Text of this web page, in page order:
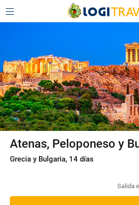
Atenas, Peloponeso y
Grecia y Bulgaria, 14 días
Salida